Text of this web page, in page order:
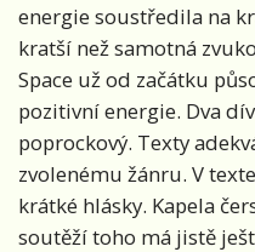
energie soustředila na
kratší než samotná
Space už od začátku
pozitivní energie. Dva
poprockový. Texty
zvolenému žánru. V
krátké hlásky. Kapela
soutěží toho má jistě